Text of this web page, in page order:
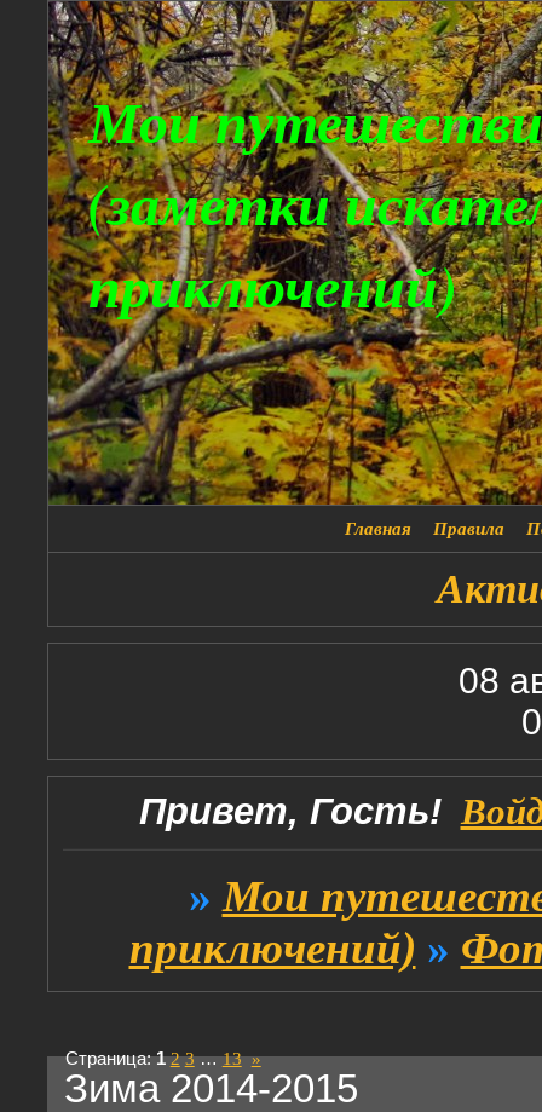
Мои
(заметки
приключений)
Главная Правила
08
Привет, Гость!
» Мои
приключений) »
Зима 2014-2015
Страница:1 2 3 … 13 »